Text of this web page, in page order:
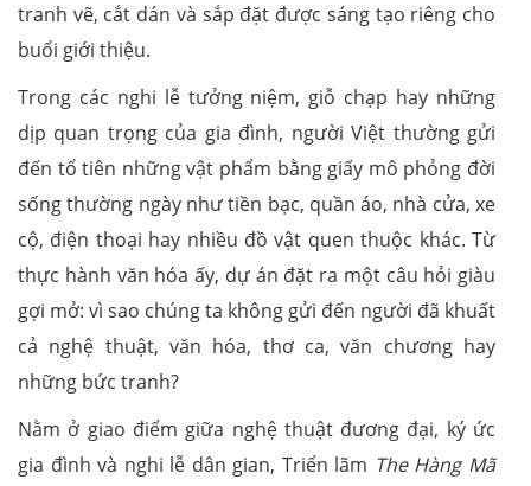
tranh vẽ, cắt dán và sắp đặt được sáng tạo riêng cho
buổi giới thiệu.
Trong các nghi lễ tưởng niệm, giỗ chạp hay những
dịp quan trọng của gia đình, người Việt thường gửi
đến tổ tiên những vật phẩm bằng giấy mô phỏng đời
sống thường ngày như tiền bạc, quần áo, nhà cửa, xe
cộ, điện thoại hay nhiều đồ vật quen thuộc khác. Từ
thực hành văn hóa ấy, dự án đặt ra một câu hỏi giàu
gợi mở: vì sao chúng ta không gửi đến người đã khuất
cả nghệ thuật, văn hóa, thơ ca, văn chương hay
những bức tranh?
Nằm ở giao điểm giữa nghệ thuật đương đại, ký ức
gia đình và nghi lễ dân gian, Triển lãm The Hàng Mã